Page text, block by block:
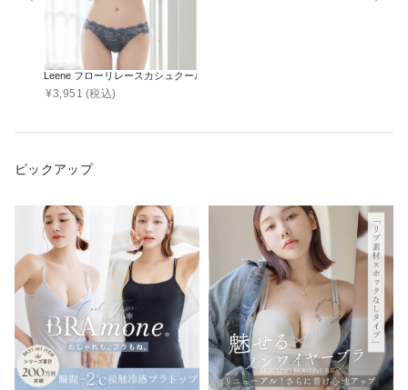
Leene フローリレースカシュクールブラ&ショーツ
¥3,951 (税込)
ピックアップ